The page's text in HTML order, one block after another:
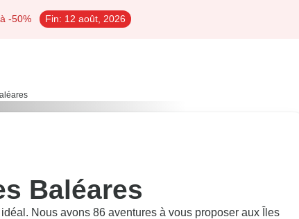
-50% Fin: 12 août, 2026
Baléares
Nous avons 86 aventures à vous proposer aux Îles